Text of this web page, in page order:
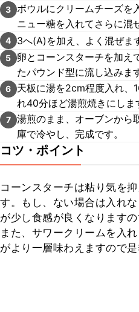
3 ボウルにクリームチーズを
ニュー糖を入れてさらに混
4 3へ(A)を加え、よく混ぜま
5
卵とコーンスターチを加え
たパウンド型に流し込みま
6
天板に湯を2cm程度入れ、
れ40分ほど湯煎焼きにしま
7 湯煎のまま、オーブンから
庫で冷やし、完成です。
コツ・ポイント
コーンスターチは粘り気を
す。もし、ない場合は入れ
が少し食感が良くなりますの
また、サワークリームを入
がより一層味わえますので是